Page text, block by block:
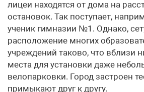
лицеи находятся от дома на
остановок. Так поступает,
ученик гимназии №1. Однако,
расположение многих
учреждений таково, что вблизи
места для установки даже
велопарковки. Город застроен
примыкают друг к другу.